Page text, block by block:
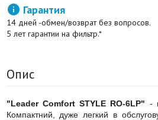
 Гарантия
14 дней -обмен/возврат без вопросов.
5 лет гарантии на фильтр.*
Опис
"Leader Comfort STYLE RO-6LP" -
Компактний, дуже легкий в